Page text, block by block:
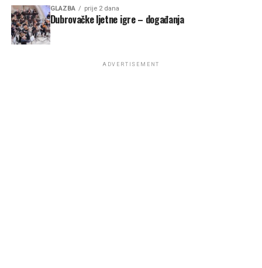
GLAZBA prije 2 dana
Dubrovačke ljetne igre – događanja
ADVERTISEMENT